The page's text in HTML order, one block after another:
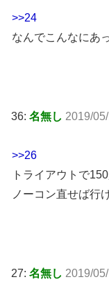
>>24
なんでこんなにあ
36: 名無し 2019/
>>26
トライアウトで
ノーコン直せば行
27: 名無し 2019/